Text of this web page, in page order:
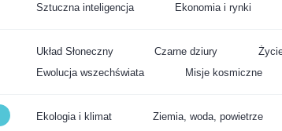
Sztuczna inteligencja
Ekonomia i rynki
Układ Słoneczny Czarne dziury
Ewolucja wszechświata
Misje kosmiczne
Ekologia i klimat Ziemia, woda, powietrze